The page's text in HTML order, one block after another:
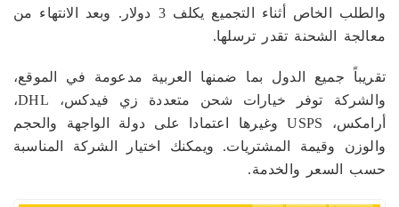
والطلب الخاص أثناء التجميع يكلف 3 دولار. وبعد الانتهاء من
معالجة الشحنة تقدر ترسلها.
تقريباً جميع الدول بما ضمنها العربية مدعومة في الموقع،
والشركة توفر خيارات شحن متعددة زي فيدكس، DHL،
أرامكس، USPS وغيرها اعتمادا على دولة الواجهة والحجم
والوزن وقيمة المشتريات. ويمكنك اختيار الشركة المناسبة
حسب السعر والخدمة.